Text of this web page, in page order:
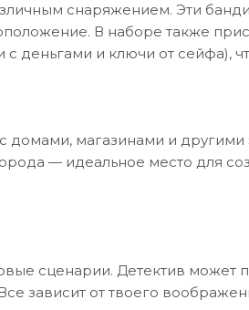
снаряжением. Эти
В наборе также
деньгами и ключи от сейфа),
магазинами и другими
— идеальное место для
сценарии. Детектив может
зависит от твоего